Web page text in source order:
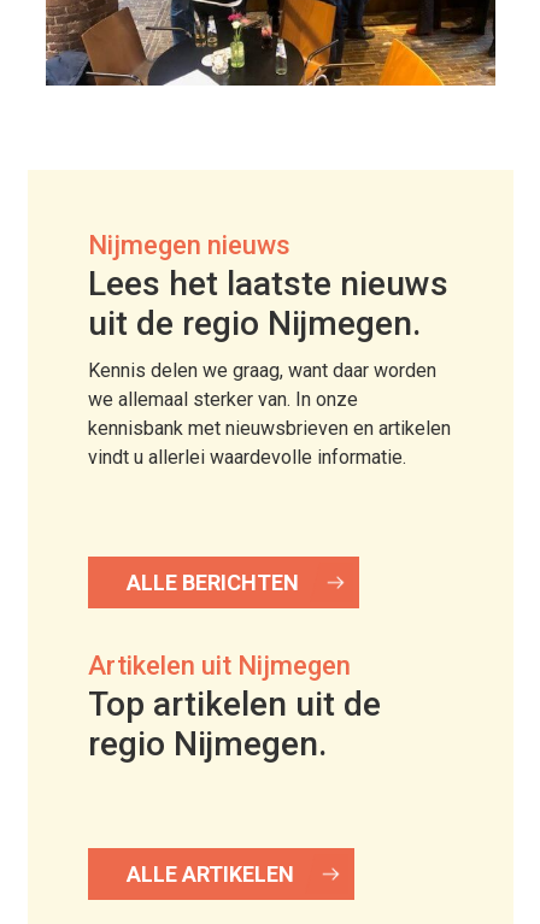
Nijmegen nieuws
Lees het laatste nieuws
uit de regio Nijmegen.
Kennis delen we graag, want daar worden
we allemaal sterker van. In onze
kennisbank met nieuwsbrieven en artikelen
vindt u allerlei waardevolle informatie.
ALLE BERICHTEN
Artikelen uit Nijmegen
Top artikelen uit de
regio Nijmegen.
ALLE ARTIKELEN